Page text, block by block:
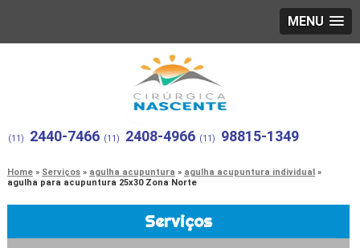
MENU
(11) 2440-7466 (11) 2408-4966 (11) 98815-1349
Home Serviços agulha acupuntura
agulha acupuntura individual
agulha para acupuntura 25x30 Zona Norte
Serviços